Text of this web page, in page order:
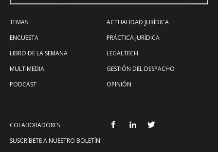
TEMAS
ENCUESTA
LIBRO DE LA SEMANA
MULTIMEDIA
PODCAST
ACTUALIDAD JURÍDICA
PRÁCTICA JURÍDICA
LEGALTECH
GESTIÓN DEL DESPACHO
OPINIÓN
COLABORADORES
SUSCRÍBETE A NUESTRO BOLETÍN